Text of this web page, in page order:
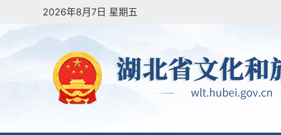
2026年8月7日 星期五